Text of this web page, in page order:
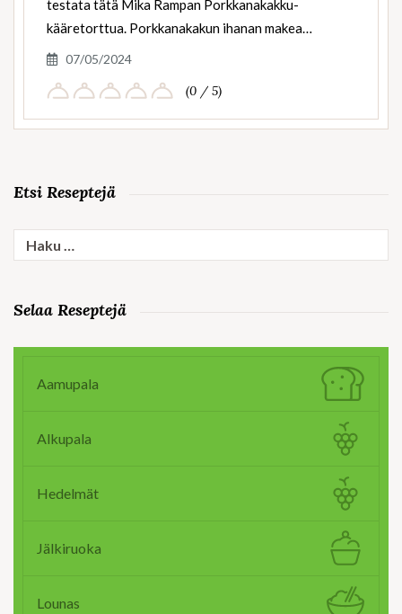
testata tätä Mika Rampan Porkkanakakku-
kääretorttua. Porkkanakakun ihanan makea…
07/05/2024
(0 / 5)
Etsi Reseptejä
Selaa Reseptejä
Aamupala
Alkupala
Hedelmät
Jälkiruoka
Lounas